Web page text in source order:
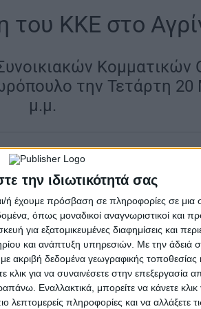
την ιδιωτικότητά σας
ή έχουμε πρόσβαση σε πληροφορίες σε
όπως μοναδικοί αναγνωριστικοί και
για εξατομικευμένες διαφημίσεις και
και ανάπτυξη υπηρεσιών. Με την άδειά
ακριβή δεδομένα γεωγραφικής τοποθεσίας
για να συναινέσετε στην επεξεργασία
Εναλλακτικά, μπορείτε να κάνετε κλικ
πληροφορίες και να αλλάξετε
του ΚΚΕ στο
την Τετάρτη 20
μ.μ.
πολεμικών συγκρούσεων
του ΚΚΕ διοργανώνουν
που βρίσκεται στη
γήπεδο του Παναιτωλικού.
«Σε έναν κόσμο που
μπροστά». Το πολιτικό
τις πολεμικές συγκρούσεις και
παρέμβασης και πολιτικής